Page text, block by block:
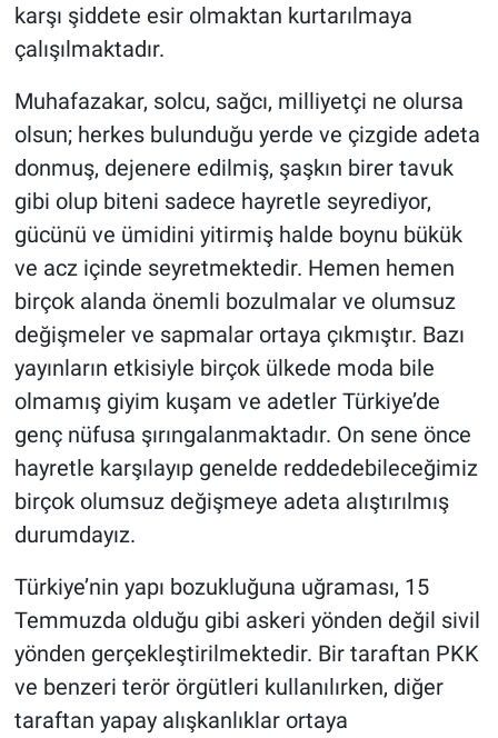
karşı şiddete esir olmaktan kurtarılmaya
çalışılmaktadır.
​Muhafazakar, solcu, sağcı, milliyetçi ne olursa
olsun; herkes bulunduğu yerde ve çizgide adeta
donmuş, dejenere edilmiş, şaşkın birer tavuk
gibi olup biteni sadece hayretle seyrediyor,
gücünü ve ümidini yitirmiş halde boynu bükük
ve acz içinde seyretmektedir. Hemen hemen
birçok alanda önemli bozulmalar ve olumsuz
değişmeler ve sapmalar ortaya çıkmıştır. Bazı
yayınların etkisiyle birçok ülkede moda bile
olmamış giyim kuşam ve adetler Türkiye’de
genç nüfusa şırıngalanmaktadır. On sene önce
hayretle karşılayıp genelde reddedebileceğimiz
birçok olumsuz değişmeye adeta alıştırılmış
durumdayız.
Türkiye’nin yapı bozukluğuna uğraması, 15
Temmuzda olduğu gibi askeri yönden değil sivil
yönden gerçekleştirilmektedir. Bir taraftan PKK
ve benzeri terör örgütleri kullanılırken, diğer
taraftan yapay alışkanlıklar ortaya